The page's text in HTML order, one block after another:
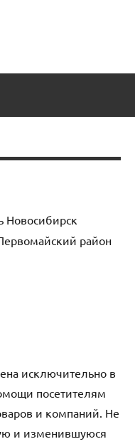
Новосибирск
район
исключительно в
посетителям
и компаний. Не
и изменившуюся